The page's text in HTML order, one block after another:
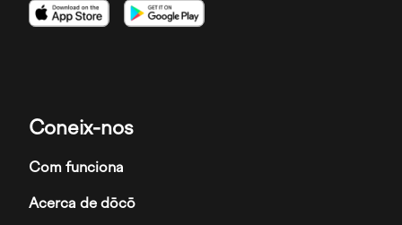
Imagen
Imagen Imagen
Coneix-nos
Com funciona
Acerca de dōcō